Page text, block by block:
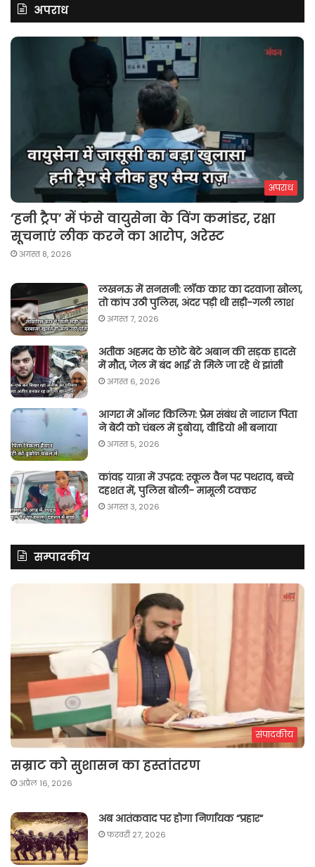
अपराध
अपराध
‘हनी ट्रैप’ में फंसे वायुसेना के विंग कमांडर, रक्षा
सूचनाएं लीक करने का आरोप, अरेस्ट
अगस्त 8, 2026
लखनऊ में सनसनी: लॉक कार का दरवाजा खोला,
तो कांप उठी पुलिस, अंदर पड़ी थी सड़ी-गली लाश
अगस्त 7, 2026
अतीक अहमद के छोटे बेटे अबान की सड़क हादसे
में मौत, जेल में बंद भाई से मिले जा रहे थे झांसी
अगस्त 6, 2026
आगरा में ऑनर किलिग़: प्रेम संबंध से नाराज पिता
ने बेटी को चंबल में डुबोया, वीडियो भी बनाया
अगस्त 5, 2026
कांवड़ यात्रा में उपद्रव: स्कूल वैन पर पथराव, बच्चे
दहशत में, पुलिस बोली- मामूली टक्कर
अगस्त 3, 2026
सम्पादकीय
संपादकीय
सम्राट को सुशासन का हस्तांतरण
अप्रैल 16, 2026
अब आतंकवाद पर होगा निर्णायक “प्रहार“
फ़रवरी 27, 2026